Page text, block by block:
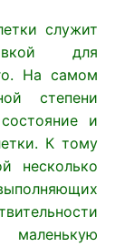
служит
для
На самом
степени
и
К тому
несколько